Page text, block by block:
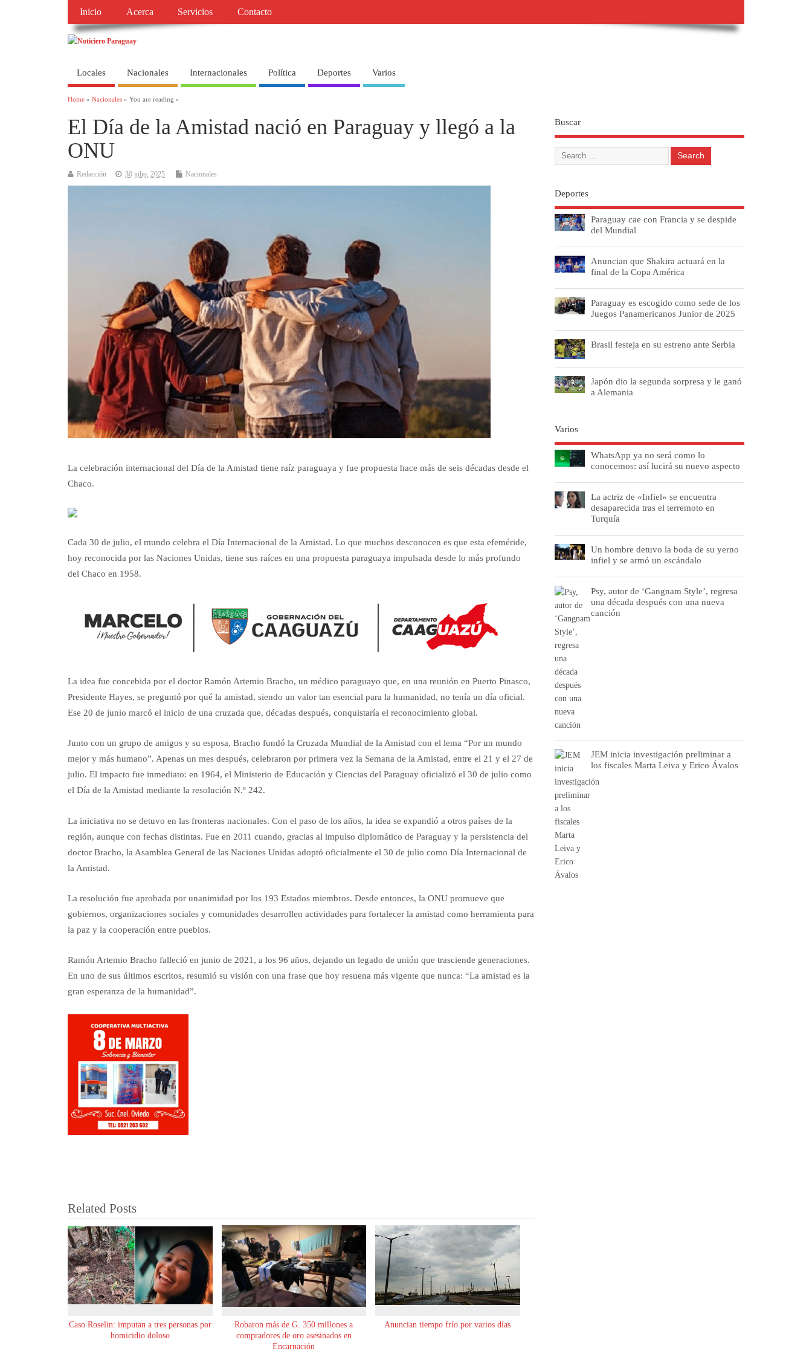
Inicio Acerca Servicios Contacto
Locales Nacionales Internacionales Política Deportes Varios
Home » Nacionales » You are reading »
El Día de la Amistad nació en Paraguay y llegó a la
ONU
Redacción 30 julio, 2025 Nacionales
La celebración internacional del Día de la Amistad tiene raíz paraguaya y fue propuesta hace más de seis décadas desde el
Chaco.
Cada 30 de julio, el mundo celebra el Día Internacional de la Amistad. Lo que muchos desconocen es que esta efeméride,
hoy reconocida por las Naciones Unidas, tiene sus raíces en una propuesta paraguaya impulsada desde lo más profundo
del Chaco en 1958.
La idea fue concebida por el doctor Ramón Artemio Bracho, un médico paraguayo que, en una reunión en Puerto Pinasco,
Presidente Hayes, se preguntó por qué la amistad, siendo un valor tan esencial para la humanidad, no tenía un día oficial.
Ese 20 de junio marcó el inicio de una cruzada que, décadas después, conquistaría el reconocimiento global.
Junto con un grupo de amigos y su esposa, Bracho fundó la Cruzada Mundial de la Amistad con el lema “Por un mundo
mejor y más humano”. Apenas un mes después, celebraron por primera vez la Semana de la Amistad, entre el 21 y el 27 de
julio. El impacto fue inmediato: en 1964, el Ministerio de Educación y Ciencias del Paraguay oficializó el 30 de julio como
el Día de la Amistad mediante la resolución N.º 242.
La iniciativa no se detuvo en las fronteras nacionales. Con el paso de los años, la idea se expandió a otros países de la
región, aunque con fechas distintas. Fue en 2011 cuando, gracias al impulso diplomático de Paraguay y la persistencia del
doctor Bracho, la Asamblea General de las Naciones Unidas adoptó oficialmente el 30 de julio como Día Internacional de
la Amistad.
La resolución fue aprobada por unanimidad por los 193 Estados miembros. Desde entonces, la ONU promueve que
gobiernos, organizaciones sociales y comunidades desarrollen actividades para fortalecer la amistad como herramienta para
la paz y la cooperación entre pueblos.
Ramón Artemio Bracho falleció en junio de 2021, a los 96 años, dejando un legado de unión que trasciende generaciones.
En uno de sus últimos escritos, resumió su visión con una frase que hoy resuena más vigente que nunca: “La amistad es la
gran esperanza de la humanidad”.
Related Posts
Caso Roselin: imputan a tres personas por
homicidio doloso
Robaron más de G. 350 millones a
compradores de oro asesinados en
Encarnación
Anuncian tiempo frío por varios días
Buscar
Deportes
Paraguay cae con Francia y se despide
del Mundial
Anuncian que Shakira actuará en la
final de la Copa América
Paraguay es escogido como sede de los
Juegos Panamericanos Junior de 2025
Brasil festeja en su estreno ante Serbia
Japón dio la segunda sorpresa y le ganó
a Alemania
Varios
WhatsApp ya no será como lo
conocemos: así lucirá su nuevo aspecto
La actriz de «Infiel» se encuentra
desaparecida tras el terremoto en
Turquía
Un hombre detuvo la boda de su yerno
infiel y se armó un escándalo
Psy, autor de ‘Gangnam Style’, regresa
una década después con una nueva
canción
JEM inicia investigación preliminar a
los fiscales Marta Leiva y Erico Ávalos